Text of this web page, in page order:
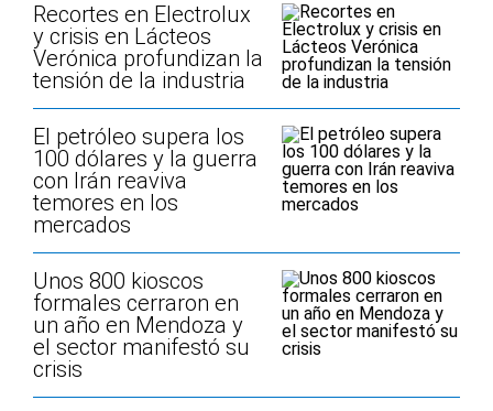
Recortes en Electrolux
y crisis en Lácteos
Verónica profundizan la
tensión de la industria
El petróleo supera los
100 dólares y la guerra
con Irán reaviva
temores en los
mercados
Unos 800 kioscos
formales cerraron en
un año en Mendoza y
el sector manifestó su
crisis